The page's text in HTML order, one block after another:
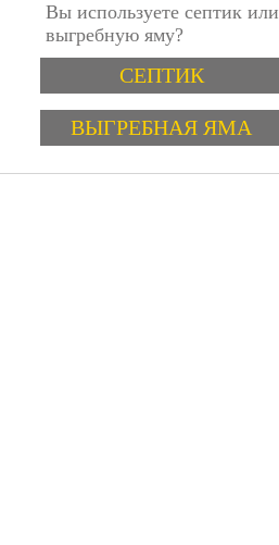
Вы используете септик или
выгребную яму?
ВариантыСЕПТИК
ВЫГРЕБНАЯ ЯМА